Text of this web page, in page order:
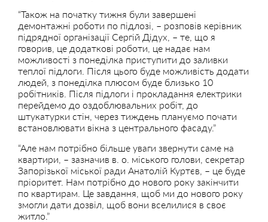
“Також на початку тижня були завершені
демонтажні роботи по підлозі, – розповів керівник
підрядної організації Сергій Дідух, – те, що я
говорив, це додаткові роботи, це надає нам
можливості з понеділка приступити до заливки
теплої підлоги. Після цього буде можливість додати
людей, з понеділка плюсом буде близько 10
робітників. Після підлоги і прокладання електрики
перейдемо до оздоблювальних робіт, до
штукатурки стін, через тиждень плануємо почати
встановлювати вікна з центрального фасаду.”
“Але нам потрібно більше уваги звернути саме на
квартири, – зазначив в. о. міського голови, секретар
Запорізької міської ради Анатолій Куртєв, – це буде
пріоритет. Нам потрібно до нового року закінчити
по квартирам. Це завдання, щоб ми до нового року
змогли дати дозвіл, щоб вони вселилися в своє
житло.”